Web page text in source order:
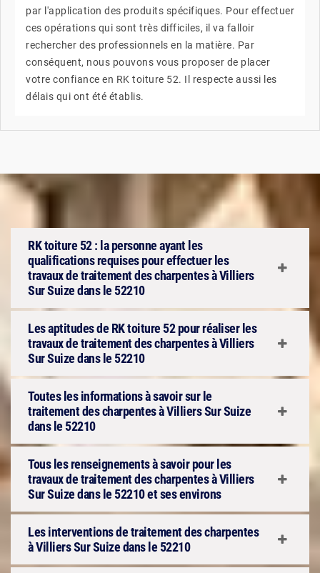
par l'application des produits spécifiques. Pour effectuer
ces opérations qui sont très difficiles, il va falloir
rechercher des professionnels en la matière. Par
conséquent, nous pouvons vous proposer de placer
votre confiance en RK toiture 52. Il respecte aussi les
délais qui ont été établis.
RK toiture 52 : la personne ayant les
qualifications requises pour effectuer les
travaux de traitement des charpentes à Villiers
Sur Suize dans le 52210
Les aptitudes de RK toiture 52 pour réaliser les
travaux de traitement des charpentes à Villiers
Sur Suize dans le 52210
Toutes les informations à savoir sur le
traitement des charpentes à Villiers Sur Suize
dans le 52210
Tous les renseignements à savoir pour les
travaux de traitement des charpentes à Villiers
Sur Suize dans le 52210 et ses environs
Les interventions de traitement des charpentes
à Villiers Sur Suize dans le 52210